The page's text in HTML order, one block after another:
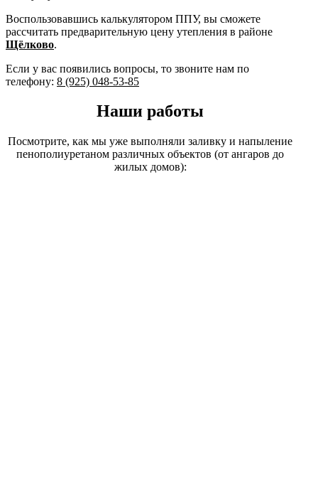
Воспользовавшись калькулятором ППУ, вы сможете
рассчитать предварительную цену утепления в районе
Щёлково.
Если у вас появились вопросы, то звоните нам по
телефону: 8 (925) 048-53-85
Наши работы
Посмотрите, как мы уже выполняли заливку и напыление
пенополиуретаном различных объектов (от ангаров до
жилых домов):